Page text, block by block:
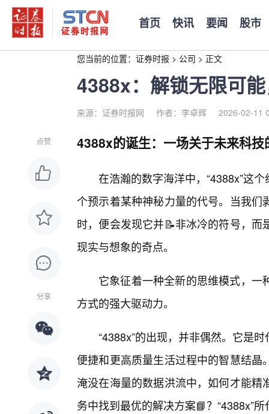
首页 快讯 要闻 股市
您当前的位置： 证券时报 > 公司 > 正文
4388x：解锁无限可
来源：证券时报网 作者：李卓辉 2026-02-11
点赞
分享
4388x的诞生：一场关于未来科技
在浩瀚的数字海洋中，“4388x”这
个预示着某种神秘力量的代号。当我
时，便会发现它并📝非冰冷的符号，
现实与想象的奇点。
它象征着一种全新的思维模式，
方式的强大驱动力。
“4388x”的出现，并非偶然。它是
便捷和更高质量生活过程中的智慧结
淹没在海量的数据洪流中，如何才能
务中找到最优的解决方案📘？“4388x”